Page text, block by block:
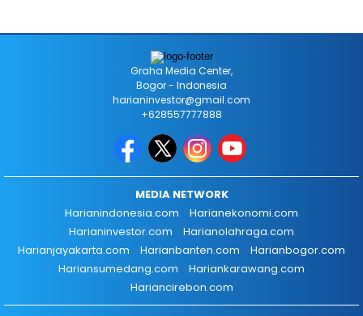
Graha Media Center,
Bogor - Indonesia
harianinvestor@gmail.com
+628557777888
MEDIA NETWORK
Harianindonesia.com
Harianekonomi.com
Harianinvestor.com
Harianolahraga.com
Harianjayakarta.com
Harianbanten.com
Harianbogor.com
Hariansumedang.com
Hariankarawang.com
Hariancirebon.com